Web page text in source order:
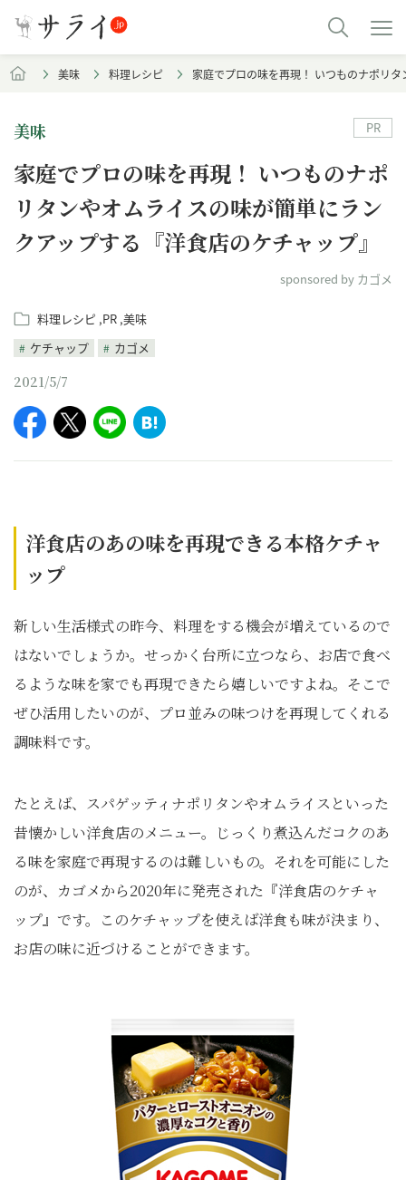
美味 料理レシピ 家庭でプロの味を再現！ いつものナポリ
美味
家庭でプロの味を再現！ いつものナポ
リタンやオムライスの味が簡単にラン
クアップする『洋食店のケチャップ』
sponsored by カゴメ
料理レシピ PR 美味
ケチャップ
カゴメ
2021/5/7
PR
洋食店のあの味を再現できる本格ケチャ
ップ
新しい生活様式の昨今、料理をする機会が増えているので
はないでしょうか。せっかく台所に立つなら、お店で食べ
るような味を家でも再現できたら嬉しいですよね。そこで
ぜひ活用したいのが、プロ並みの味つけを再現してくれる
調味料です。
たとえば、スパゲッティナポリタンやオムライスといった
昔懐かしい洋食店のメニュー。じっくり煮込んだコクのあ
る味を家庭で再現するのは難しいもの。それを可能にした
のが、カゴメから2020年に発売された『洋食店のケチャ
ップ』です。このケチャップを使えば洋食も味が決まり、
お店の味に近づけることができます。